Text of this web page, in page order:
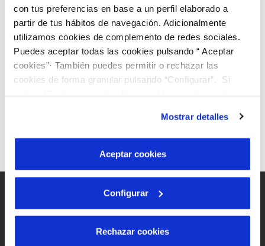
con tus preferencias en base a un perfil elaborado a
partir de tus hábitos de navegación. Adicionalmente
utilizamos cookies de complemento de redes sociales.
Puedes aceptar todas las cookies pulsando “ Aceptar
cookies”· También puedes permitir o rechazar las
cookies de forma granular pulsando “Configurar”. Si
son indispensables para que el sitio web funcione y que
por tanto no se pueden desactivar. Puedes consultar
más información en nuestraPolítica de Cookies
Mostrar detalles
Aceptar cookies
Configurar
Rechazar cookies
El contrato es para... *